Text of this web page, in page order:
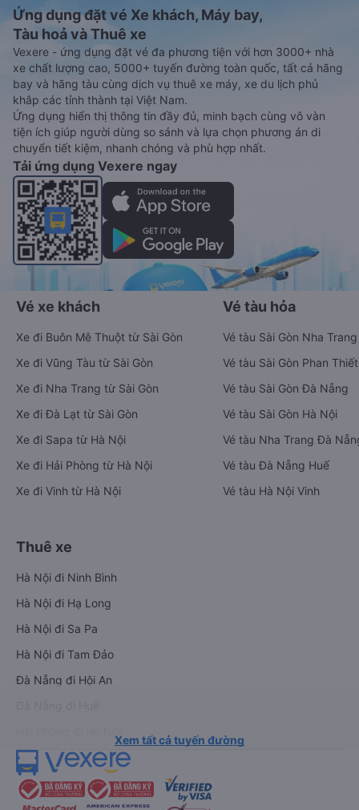
Ứng dụng đặt vé Xe khách, Máy bay,
Tàu hoả và Thuê xe
Vexere - ứng dụng đặt vé đa phương tiện với hơn 3000+ nhà
xe chất lượng cao, 5000+ tuyến đường toàn quốc, tất cả hãng
bay và hãng tàu cùng dịch vụ thuê xe máy, xe du lịch phủ
khắp các tỉnh thành tại Việt Nam.
Ứng dụng hiển thị thông tin đầy đủ, minh bạch cùng vô vàn
tiện ích giúp người dùng so sánh và lựa chọn phương án di
chuyển tiết kiệm, nhanh chóng và phù hợp nhất.
Tải ứng dụng Vexere ngay
Vé xe khách
Xe đi Buôn Mê Thuột từ Sài Gòn
Xe đi Vũng Tàu từ Sài Gòn
Xe đi Nha Trang từ Sài Gòn
Xe đi Đà Lạt từ Sài Gòn
Xe đi Sapa từ Hà Nội
Xe đi Hải Phòng từ Hà Nội
Xe đi Vinh từ Hà Nội
Vé tàu hỏa
Vé tàu Sài Gòn Nha Trang
Vé tàu Sài Gòn Phan Thiết
Vé tàu Sài Gòn Đà Nẵng
Vé tàu Sài Gòn Hà Nội
Vé tàu Nha Trang Đà
Vé tàu Đà Nẵng Huế
Vé tàu Hà Nội Vinh
Thuê xe
Hà Nội đi Ninh Bình
Hà Nội đi Hạ Long
Hà Nội đi Sa Pa
Hà Nội đi Tam Đảo
Đà Nẵng đi Hội An
Xem tất cả tuyến đường